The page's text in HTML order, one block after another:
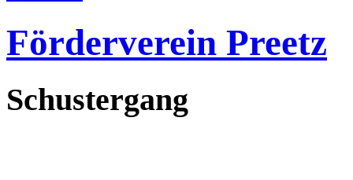
Förderverein Preetz
Schustergang